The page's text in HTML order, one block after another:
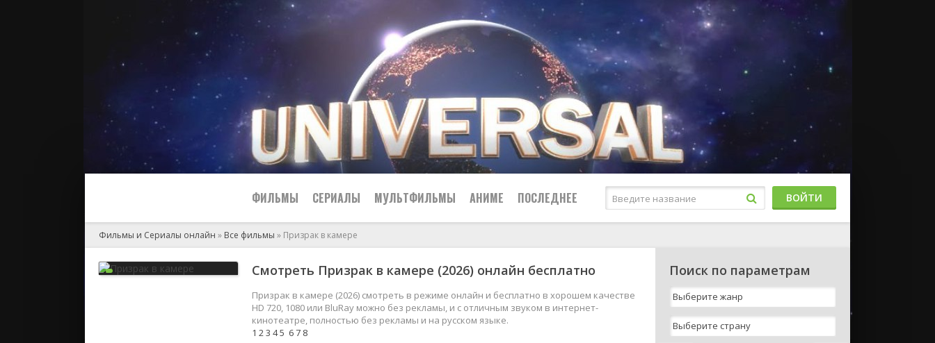
ФИЛЬМЫ
2024
2023
2022
Боевики
Военные
Детективы
Мелодрамы
Приключения
Семейные
СЕРИАЛЫ МУЛЬТФИЛЬМЫ АНИМЕ ПОСЛЕДНЕЕ
2024
2023
ВОЙТИ
Фильмы и Сериалы онлайн » Все фильмы » Призрак в камере
Смотреть Призрак в камере (2026) онлайн бесплатно
Призрак в камере (2026) смотреть в режиме онлайн и бесплатно в хорошем качестве
HD 720, 1080 или BluRay можно без рекламы, и с отличным звуком в интернет-
кинотеатре, полностью без рекламы и на русском языке.
1 23 45 67 8
Поиск по параметрам